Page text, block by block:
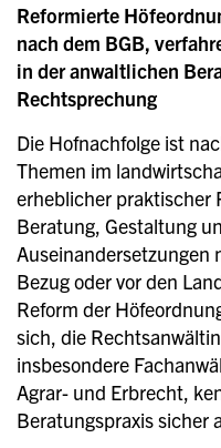
Reformierte
nach dem BGB,
in der anwaltlichen
Rechtsprechung
Die Hofnachfolge ist
Themen im
erheblicher praktischer
Beratung, Gestaltung
Bezug oder vor den
Reform der
sich, die
insbesondere
Agrar- und Erbrecht,
Beratungspraxis sicher